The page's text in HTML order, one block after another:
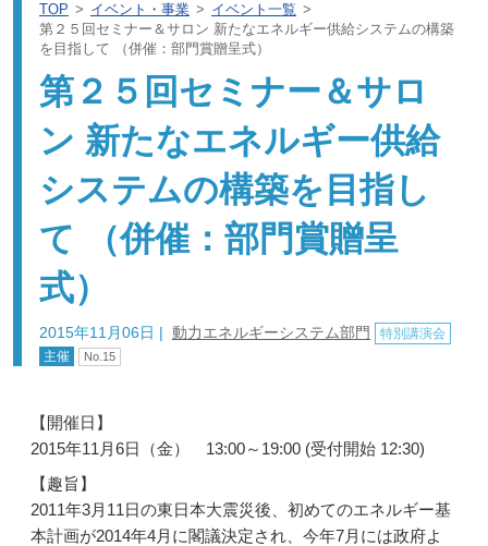
TOP イベント・事業
イベント一覧
第２５回セミナー＆サロン 新たなエネルギー供給システムの構築
を目指して （併催：部門賞贈呈式）
第２５回セミナー＆サロ
ン 新たなエネルギー供給
システムの構築を目指し
て （併催：部門賞贈呈
式）
2015年11月06日 | 動力エネルギーシステム部門
特別講演会
主催
No.15
【開催日】
2015年11月6日（金） 13:00～19:00 (受付開始 12:30)
【趣旨】
2011年3月11日の東日本大震災後、初めてのエネルギー基
本計画が2014年4月に閣議決定され、今年7月には政府よ